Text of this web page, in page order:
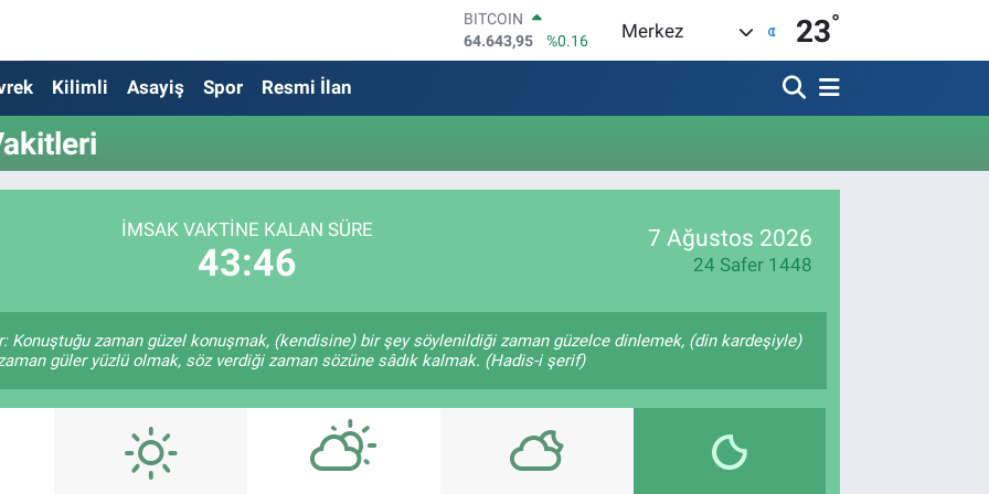
BITCOIN
64.643,95
%0.16
DOLAR
64,2398
%0.2
GRAM ALTIN
Merkez 23°
Kilimli Asayiş Spor Resmi İlan
İMSAK VAKTINE KALAN SÜRE
43:46
7 Ağustos 2026
24 Safer 1448
Konuştuğu zaman güzel konuşmak, (kendisine) bir şey söylenildiği zaman güzelce dinlemek, (din kardeşiyle)
zaman güler yüzlü olmak, söz verdiği zaman sözüne sâdık kalmak. (Hadis-i şerif)